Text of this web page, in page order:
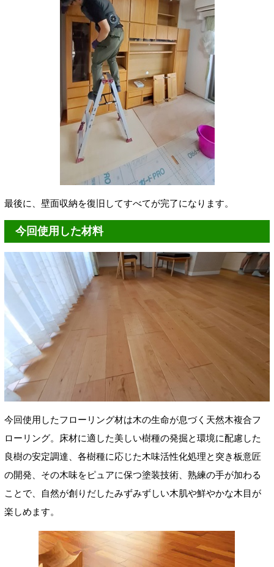
最後に、壁面収納を復旧してすべてが完了になります。
今回使用した材料
今回使用したフローリング材は木の生命が息づく天然木複合フ
ローリング。床材に適した美しい樹種の発掘と環境に配慮した
良樹の安定調達、各樹種に応じた木味活性化処理と突き板意匠
の開発、その木味をピュアに保つ塗装技術、熟練の手が加わる
ことで、自然が創りだしたみずみずしい木肌や鮮やかな木目が
楽しめます。